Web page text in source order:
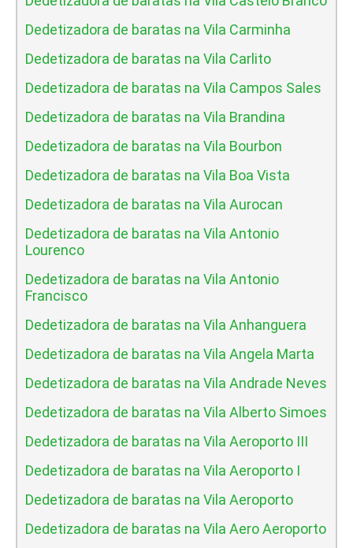
Dedetizadora de baratas na Vila Carminha
Dedetizadora de baratas na Vila Carlito
Dedetizadora de baratas na Vila Campos Sales
Dedetizadora de baratas na Vila Brandina
Dedetizadora de baratas na Vila Bourbon
Dedetizadora de baratas na Vila Boa Vista
Dedetizadora de baratas na Vila Aurocan
Dedetizadora de baratas na Vila Antonio
Lourenco
Dedetizadora de baratas na Vila Antonio
Francisco
Dedetizadora de baratas na Vila Anhanguera
Dedetizadora de baratas na Vila Angela Marta
Dedetizadora de baratas na Vila Andrade Neves
Dedetizadora de baratas na Vila Alberto Simoes
Dedetizadora de baratas na Vila Aeroporto III
Dedetizadora de baratas na Vila Aeroporto I
Dedetizadora de baratas na Vila Aeroporto
Dedetizadora de baratas na Vila Aero Aeroporto